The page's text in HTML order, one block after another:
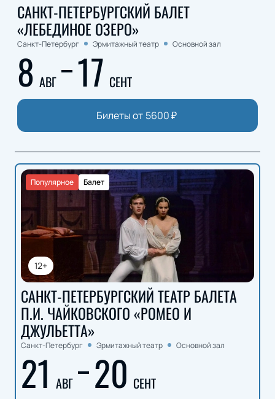
САНКТ-ПЕТЕРБУРГСКИЙ БАЛЕТ
«ЛЕБЕДИНОЕ ОЗЕРО»
Санкт-Петербург Эрмитажный театр Основной зал
8 АВГ 17 СЕНТ
Билеты от 5600₽
12+
Балет
Популярное
САНКТ-ПЕТЕРБУРГСКИЙ ТЕАТР БАЛЕТА
П.И. ЧАЙКОВСКОГО «РОМЕО И
ДЖУЛЬЕТТА»
Санкт-Петербург Эрмитажный театр Основной зал
21 АВГ 20 СЕНТ